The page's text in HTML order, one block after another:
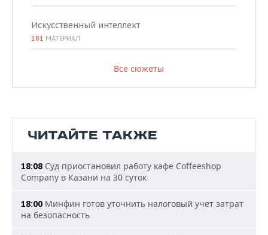
Искусственный интеллект
181 МАТЕРИАЛ
Все сюжеты
ЧИТАЙТЕ ТАКЖЕ
18:08 Суд приостановил работу кафе Coffeeshop
Company в Казани на 30 суток
18:00 Минфин готов уточнить налоговый учет затрат
на безопасность